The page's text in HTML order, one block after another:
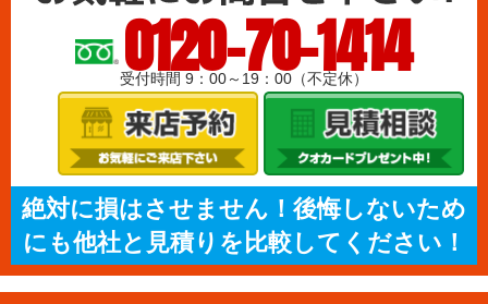
0120-70-1414
受付時間 9：00～19：00（不定休）
絶対に損はさせません！後悔しないため
にも他社と見積りを比較してください！